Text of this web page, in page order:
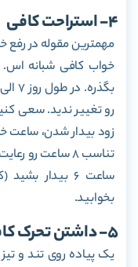
4- استراحت کافی
مهمترین مقوله در
رو تغییر ندید. سعی
زود بیدار شدن، ساعت
تناسب 8 ساعت
بخوابید.
5- داشتن تحرک کافی و پیاده روی
یک پیاده روی تند و